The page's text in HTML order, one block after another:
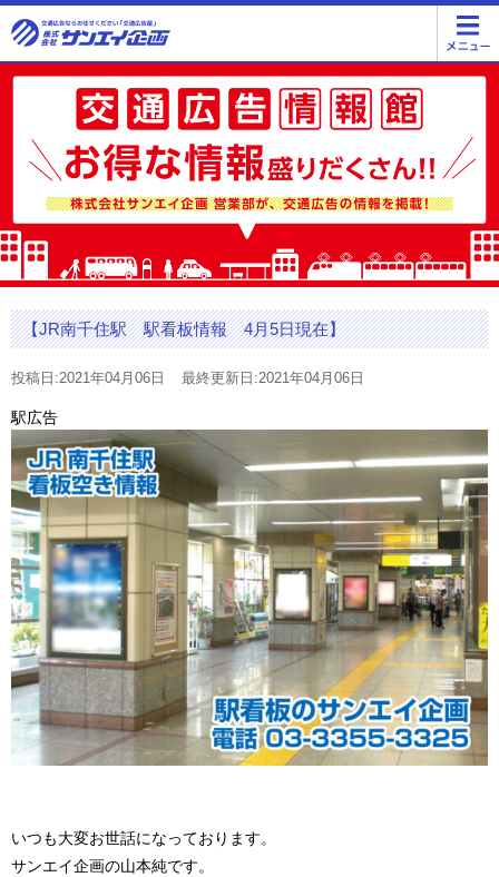
【JR南千住駅 駅看板情報 4月5日現在】
投稿日:2021年04月06日 最終更新日:2021年04月06日
駅広告
いつも大変お世話になっております。
サンエイ企画の山本純です。